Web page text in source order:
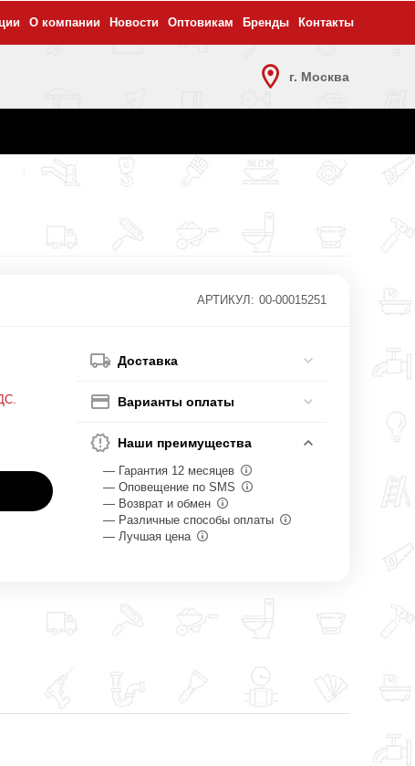
О компании Новости Оптовикам Бренды Контакты
г. Москва
АРТИКУЛ: 00-00015251
Доставка
Варианты оплаты
Наши преимущества
— Гарантия 12 месяцев
— Оповещение по SMS
— Возврат и обмен
— Различные способы оплаты
— Лучшая цена